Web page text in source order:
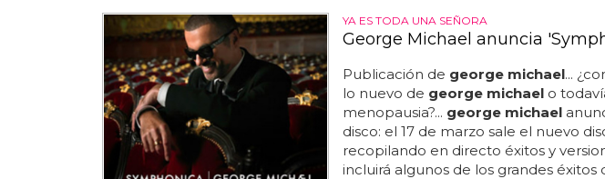
YA ES TODA UNA SEÑORA
George Michael anuncia
Publicación de george michael...
lo nuevo de george michaelo
menopausia?... george michael
disco: el 17 de marzo sale el nuevo
recopilando en directo éxitos y
incluirá algunos de los grandes éxitos